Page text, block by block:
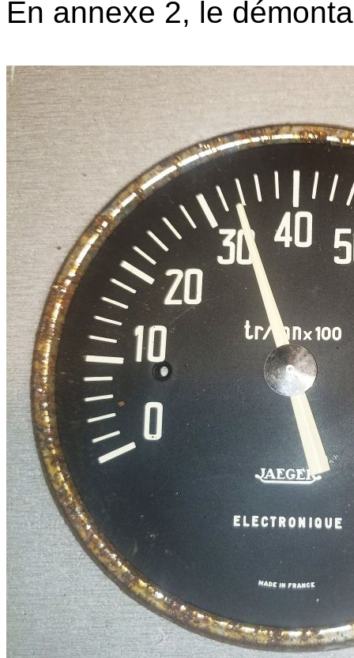
En annexe 2, le